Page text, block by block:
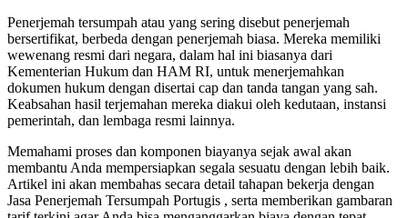
Penerjemah tersumpah atau yang sering disebut penerjemah
bersertifikat, berbeda dengan penerjemah biasa. Mereka memiliki
wewenang resmi dari negara, dalam hal ini biasanya dari
Kementerian Hukum dan HAM RI, untuk menerjemahkan
dokumen hukum dengan disertai cap dan tanda tangan yang sah.
Keabsahan hasil terjemahan mereka diakui oleh kedutaan, instansi
pemerintah, dan lembaga resmi lainnya.
Memahami proses dan komponen biayanya sejak awal akan
membantu Anda mempersiapkan segala sesuatu dengan lebih baik.
Artikel ini akan membahas secara detail tahapan bekerja dengan
Jasa Penerjemah Tersumpah Portugis , serta memberikan gambaran